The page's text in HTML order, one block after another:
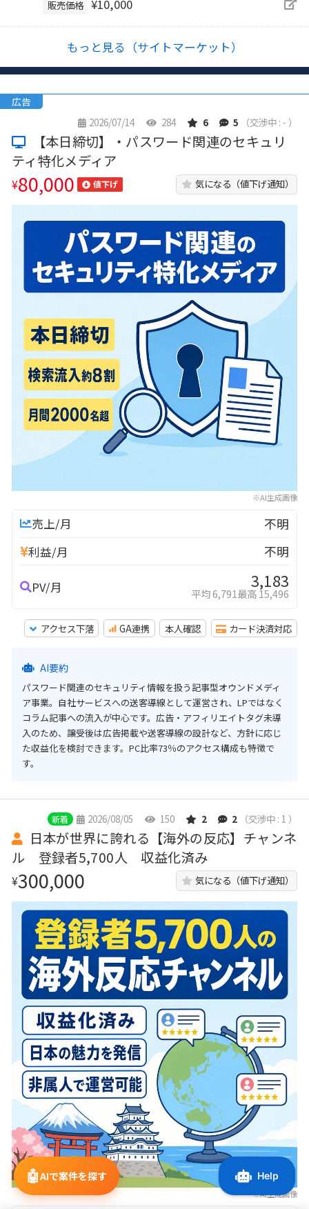
販売価格 ¥10,000
もっと見る（サイトマーケット）
広告
2026/07/14
284 6 5 （交渉中 : - ）
※AI生成画像
【本日締切】・パスワード関連のセキュリ
ティ特化メディア
¥80,000 値下げ 気になる（値下げ通知）
売上/月 不明
利益/月 不明
PV/月 3,183
平均 6,791最高 15,496
アクセス下落 GA連携 本人確認 カード決済対応
AI要約
パスワード関連のセキュリティ情報を扱う記事型オウンドメディ
ア事業。自社サービスへの送客導線として運営され、LPではなく
コラム記事への流入が中心です。広告・アフィリエイトタグ未導
入のため、譲受後は広告掲載や送客導線の設計など、方針に応じ
た収益化を検討できます。PC比率73％のアクセス構成も特徴で
す。
新着 2026/08/05 150 2 2 （交渉中 : 1 ）
※AI生成画像
日本が世界に誇れる【海外の反応】チャンネ
ル 登録者5,700人 収益化済み
¥300,000 気になる（値下げ通知）
🤖AIで案件を探す